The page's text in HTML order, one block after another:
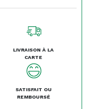
LIVRAISON À LA
CARTE
SATISFAIT OU
REMBOURSÉ